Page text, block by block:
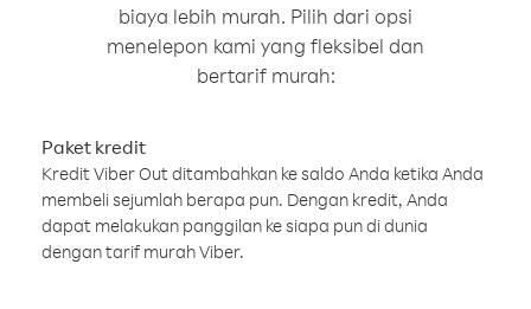
biaya lebih murah. Pilih dari opsi
menelepon kami yang fleksibel dan
bertarif murah:
Paket kredit
Kredit Viber Out ditambahkan ke saldo Anda ketika Anda
membeli sejumlah berapa pun. Dengan kredit, Anda
dapat melakukan panggilan ke siapa pun di dunia
dengan tarif murah Viber.